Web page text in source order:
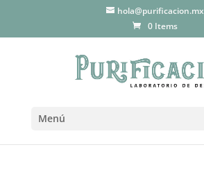
hola@purificacion.mx
0 Items
Menú